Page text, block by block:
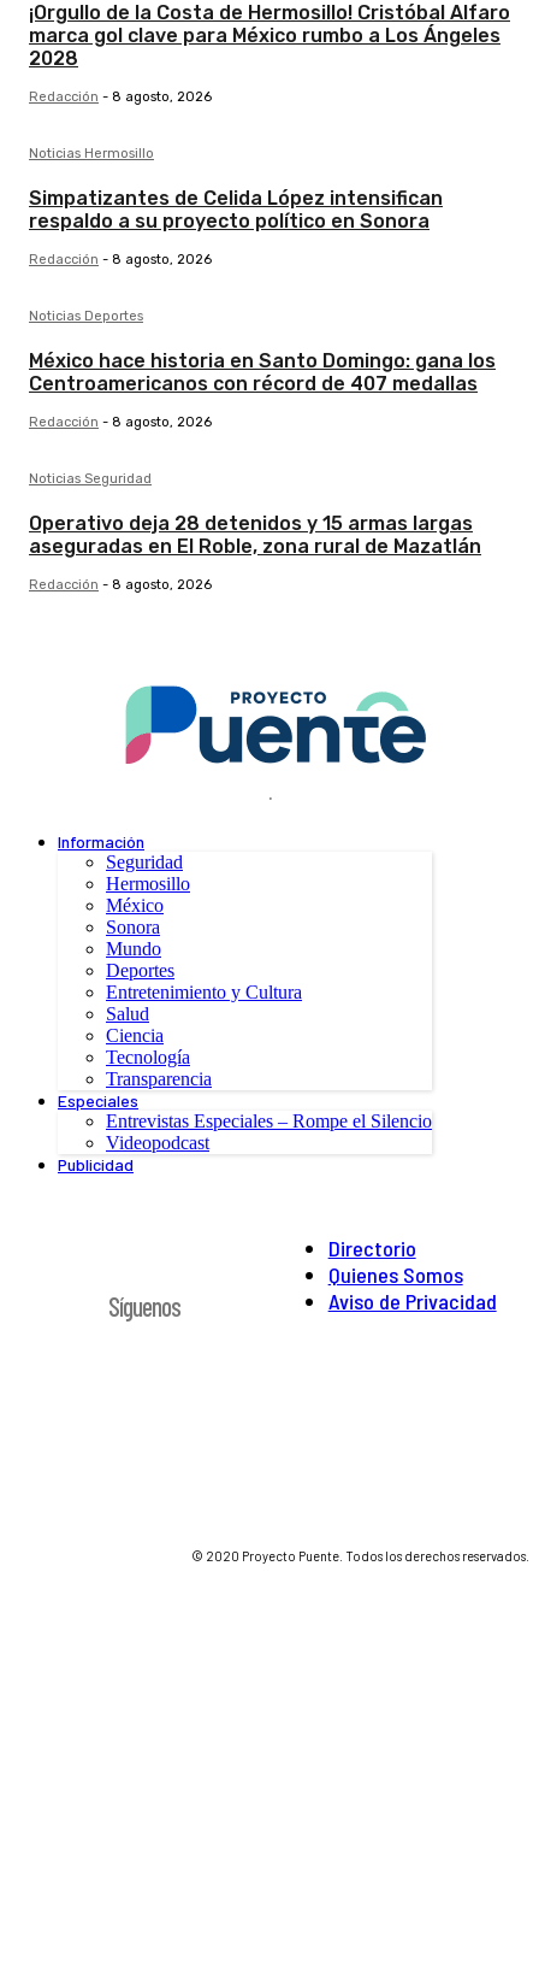
¡Orgullo de la Costa de Hermosillo! Cristóbal Alfaro
marca gol clave para México rumbo a Los Ángeles
2028
Redacción - 8 agosto, 2026
Noticias Hermosillo
Simpatizantes de Celida López intensifican
respaldo a su proyecto político en Sonora
Redacción - 8 agosto, 2026
Noticias Deportes
México hace historia en Santo Domingo: gana los
Centroamericanos con récord de 407 medallas
Redacción - 8 agosto, 2026
Noticias Seguridad
Operativo deja 28 detenidos y 15 armas largas
aseguradas en El Roble, zona rural de Mazatlán
Redacción - 8 agosto, 2026
.
Información
Seguridad
Hermosillo
México
Sonora
Mundo
Deportes
Entretenimiento y Cultura
Salud
Ciencia
Tecnología
Transparencia
Especiales
Entrevistas Especiales – Rompe el Silencio
Videopodcast
Publicidad
Directorio
Quienes Somos
Aviso de Privacidad
Síguenos
© 2020 Proyecto Puente. Todos los derechos reservados.